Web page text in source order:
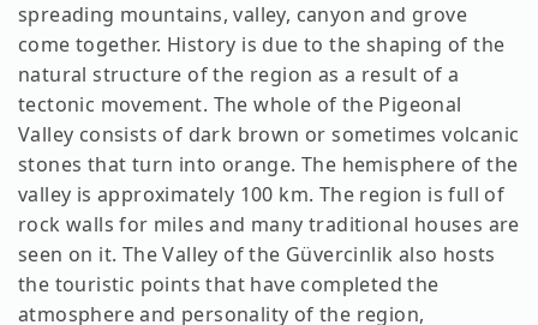
spreading mountains, valley, canyon and grove
come together. History is due to the shaping of the
natural structure of the region as a result of a
tectonic movement. The whole of the Pigeonal
Valley consists of dark brown or sometimes volcanic
stones that turn into orange. The hemisphere of the
valley is approximately 100 km. The region is full of
rock walls for miles and many traditional houses are
seen on it. The Valley of the Güvercinlik also hosts
the touristic points that have completed the
atmosphere and personality of the region,